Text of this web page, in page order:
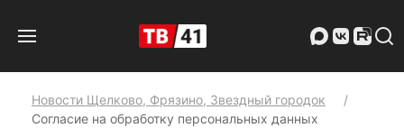
Новости Щелково, Фрязино, Звездный городок
Согласие на обработку персональных данных